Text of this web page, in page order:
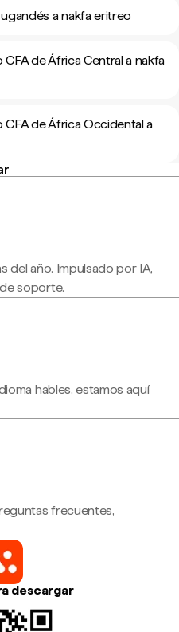
a nakfa eritreo
de África Central a nakfa
de África Occidental a
del año. Impulsado por IA,
soporte.
hables, estamos aquí
frecuentes,
descargar